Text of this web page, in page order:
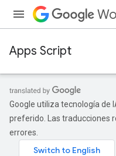
Apps Script
Google utiliza tecnología de
preferido. Las traducciones
errores.